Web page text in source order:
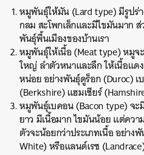
หมูพันธุ์ให้มัน(Lard type)มีรูปร่
กลมสะโพกเล็กและมีไขมันมาก
พันธุ์พื้นเมืองของบ้านเรา
หมูพันธุ์ให้เนื้อ(Meat type)หมูจ
ใหญ่ลำตัวหนาและลึกให้เนื้อแด
หน่อยอย่างพันธุ์ดูร็อก(Duroc)เ
(Berkshire)แฮมเชียร์
หมูพันธุ์เบคอน(Bacon type)จะ
ยาว มีเนื้อมากไขมันน้อยแต่ควา
ตัวจะน้อยกว่าประเภทเนื้ออย่างพั
White)หรือแลนด์เรซ